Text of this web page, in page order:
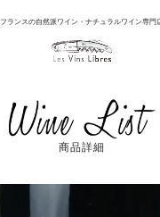
フランスの自然派ワイン・ナチュラルワイン専門
商品詳細